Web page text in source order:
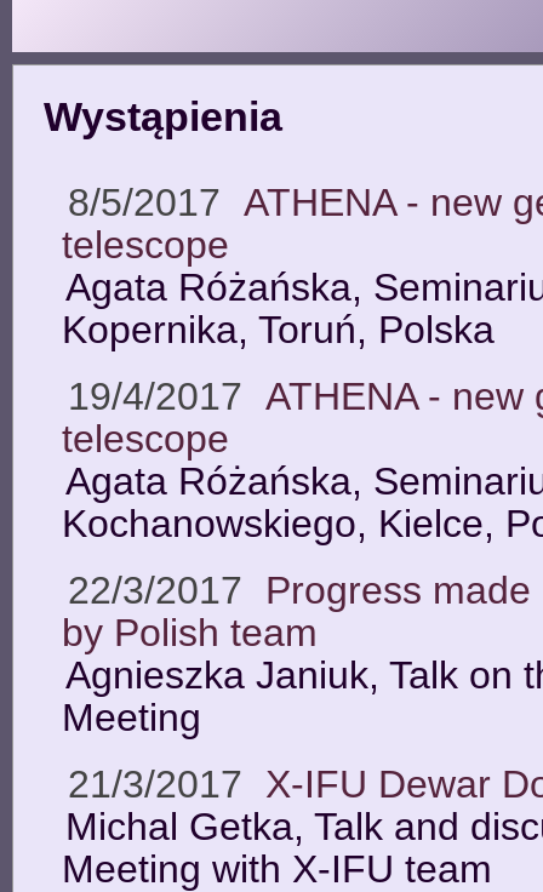
Wystąpienia
8/5/2017 ATHENA - new
telescope
Agata Różańska,
Kopernika, Toruń, Polska
19/4/2017 ATHENA - new
telescope
Agata Różańska,
Kochanowskiego, Kielce,
22/3/2017
Progress
by Polish team
Agnieszka Janiuk, Talk on
Meeting
21/3/2017 X-IFU Dewar
Michal Getka, Talk and
Meeting with X-IFU team